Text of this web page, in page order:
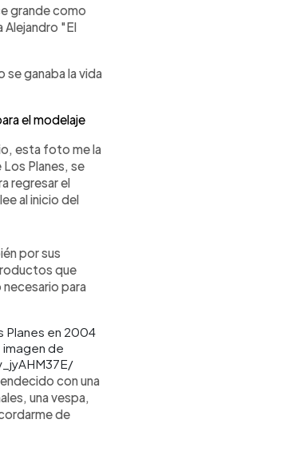
grande como
Alejandro "El
ganaba la vida
el modelaje
esta foto me la
Planes, se
regresar el
al inicio del
por sus
que
necesario para
de
con una
una vespa,
de